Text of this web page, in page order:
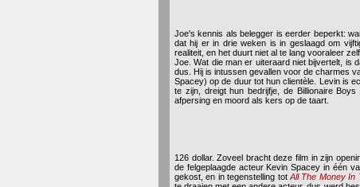
Joe's kennis als belegger is eerder beperkt:
dat hij er in drie weken is in geslaagd om
realiteit, en het duurt niet al te lang vooraleer
Joe. Wat die man er uiteraard niet bijvertelt, is
dus. Hij is intussen gevallen voor de charmes
Spacey) op de duur tot hun clientèle. Levin is
te zijn, dreigt hun bedrijfje, de Billionaire
afpersing en moord als kers op de taart.
126 dollar. Zoveel bracht deze film in zijn
de felgeplaagde acteur Kevin Spacey in één
gekost, en in tegenstelling tot All The Money In